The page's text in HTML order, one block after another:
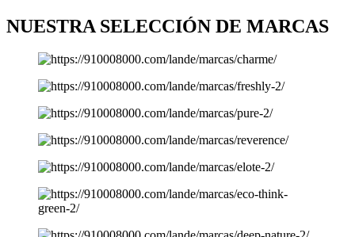
NUESTRA SELECCIÓN DE MARCAS